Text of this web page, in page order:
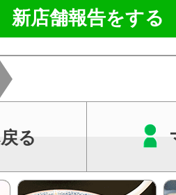
新店舗報告をする
る